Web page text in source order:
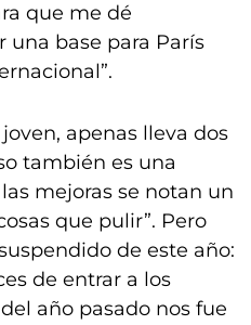
que me dé
una base para París
apenas lleva dos
también es una
mejoras se notan un
que pulir”. Pero
de este año:
de entrar a los
año pasado nos fue